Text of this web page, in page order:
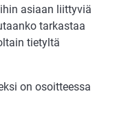
asiaan liittyviä
tarkastaa
tietyltä
on osoitteessa